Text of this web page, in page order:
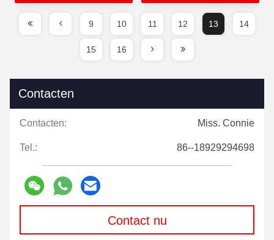
9 10 11 12 13 14
15 16
Contacten
Contacten: Miss. Connie
Tel.: 86--18929294698
Contact nu